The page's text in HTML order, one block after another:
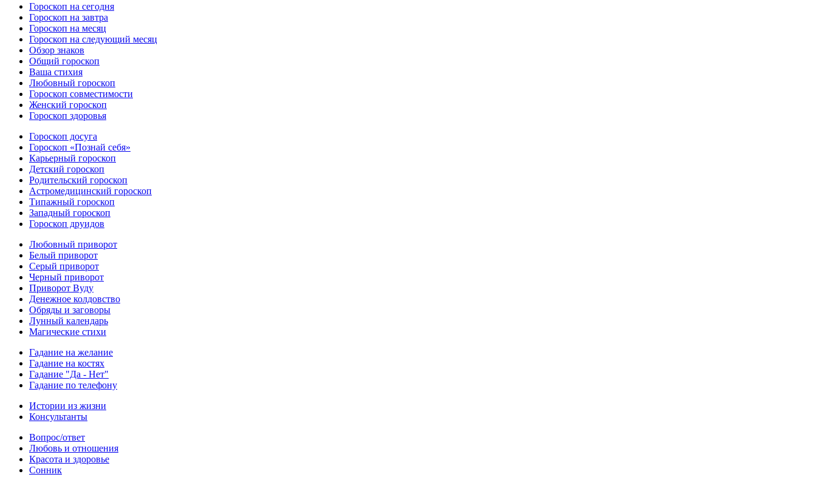
Гороскоп на сегодня
Гороскоп на завтра
Гороскоп на месяц
Гороскоп на следующий месяц
Обзор знаков
Общий гороскоп
Ваша стихия
Любовный гороскоп
Гороскоп совместимости
Женский гороскоп
Гороскоп здоровья
Гороскоп досуга
Гороскоп «Познай себя»
Карьерный гороскоп
Детский гороскоп
Родительский гороскоп
Астромедицинский гороскоп
Типажный гороскоп
Западный гороскоп
Гороскоп друидов
Любовный приворот
Белый приворот
Серый приворот
Черный приворот
Приворот Вуду
Денежное колдовство
Обряды и заговоры
Лунный календарь
Магические стихи
Гадание на желание
Гадание на костях
Гадание "Да - Нет"
Гадание по телефону
Истории из жизни
Консультанты
Вопрос/ответ
Любовь и отношения
Красота и здоровье
Сонник